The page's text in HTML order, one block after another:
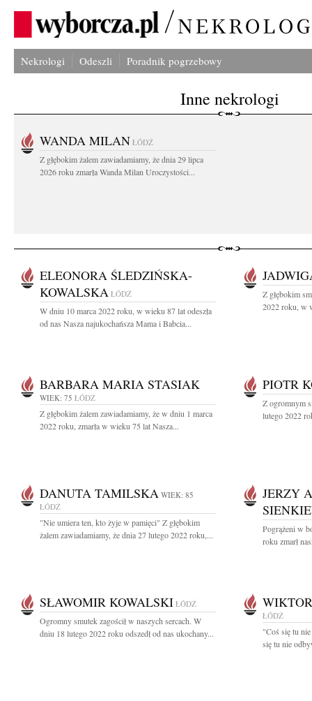
Nekrologi Odeszli Poradnik pogrzebowy
Inne nekrologi
WANDA MILAN ŁÓDŹ
Z głębokim żalem zawiadamiamy, że dnia 29 lipca
2026 roku zmarła Wanda Milan Uroczystości...
ELEONORA ŚLEDZIŃSKA-
KOWALSKA ŁÓDŹ
W dniu 10 marca 2022 roku, w wieku 87 lat odeszła
od nas Nasza najukochańsza Mama i Babcia...
Z głębokim
2022 roku, w
BARBARA MARIA STASIAK
WIEK: 75 ŁÓDŹ
Z głębokim żalem zawiadamiamy, że w dniu 1 marca
2022 roku, zmarła w wieku 75 lat Nasza...
PIOTR
Z ogromnym
lutego 2022
DANUTA TAMILSKA WIEK: 85
ŁÓDŹ
"Nie umiera ten, kto żyje w pamięci" Z głębokim
żalem zawiadamiamy, że dnia 27 lutego 2022 roku,...
JERZY
Pogrążeni w
roku zmarł
SŁAWOMIR KOWALSKI ŁÓDŹ
Ogromny smutek zagościł w naszych sercach. W
dniu 18 lutego 2022 roku odszedł od nas ukochany...
ŁÓDŹ
"Coś się tu
się tu nie